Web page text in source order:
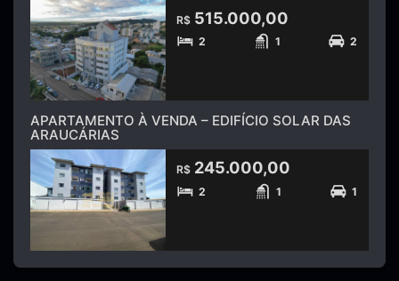
R$ 515.000,00
2 1 2
APARTAMENTO À VENDA – EDIFÍCIO SOLAR DAS
ARAUCÁRIAS
R$ 245.000,00
2 1 1